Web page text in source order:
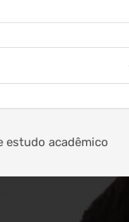
estudo acadêmico